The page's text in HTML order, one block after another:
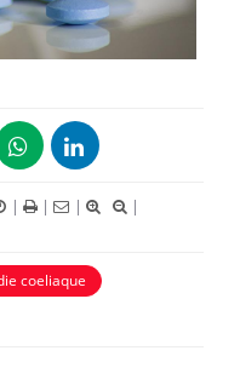
| | |
|
coeliaque